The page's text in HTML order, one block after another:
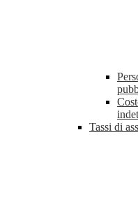
Tassi di